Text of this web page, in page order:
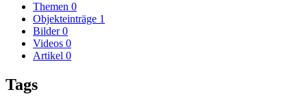
Themen 0
Objekteinträge 1
Bilder 0
Videos 0
Artikel 0
Tags